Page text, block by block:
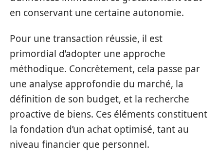
en conservant une certaine autonomie.
Pour une transaction réussie, il est
primordial d’adopter une approche
méthodique. Concrètement, cela passe par
une analyse approfondie du marché, la
définition de son budget, et la recherche
proactive de biens. Ces éléments constituent
la fondation d’un achat optimisé, tant au
niveau financier que personnel.